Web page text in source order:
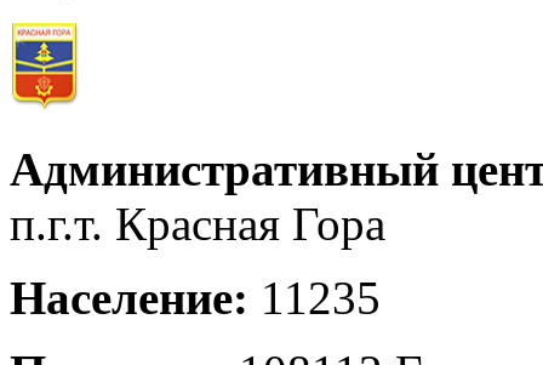
Административный
п.г.т. Красная Гора
Население: 11235